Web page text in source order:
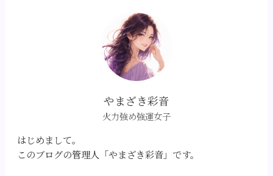
やまざき彩音
火力強め強運女子
はじめまして。
このブログの管理人「やまざき彩音」です。